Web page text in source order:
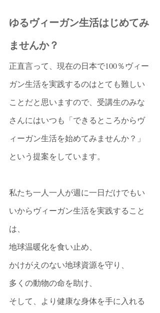
ゆるヴィーガン生活はじめてみ
ませんか？
正直言って、現在の日本で100％ヴィー
ガン生活を実践するのはとても難しい
ことだと思いますので、受講生のみな
さんにはいつも「できるところからヴ
ィーガン生活を始めてみませんか？」
という提案をしています。
私たち一人一人が週に一日だけでもい
いからヴィーガン生活を実践すること
は、
地球温暖化を食い止め、
かけがえのない地球資源を守り、
多くの動物の命を助け、
そして、より健康な身体を手に入れる